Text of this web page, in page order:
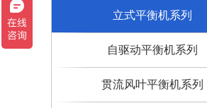
立式平衡机系列
自驱动平衡机系列
贯流风叶平衡机系列